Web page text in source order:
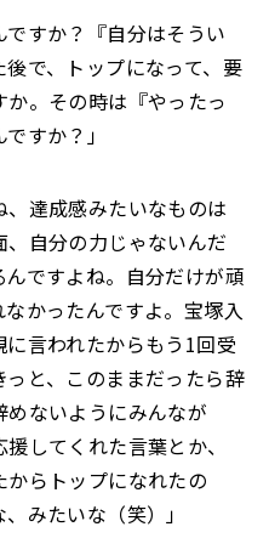
ですか？『自分はそうい
で、トップになって、要
。その時は『やったっ
すか？」
、達成感みたいなものは
自分の力じゃないんだ
ですよね。自分だけが頑
かったんですよ。宝塚入
言われたからもう1回受
と、このままだったら辞
ないようにみんなが
してくれた言葉とか、
らトップになれたの
みたいな（笑）」